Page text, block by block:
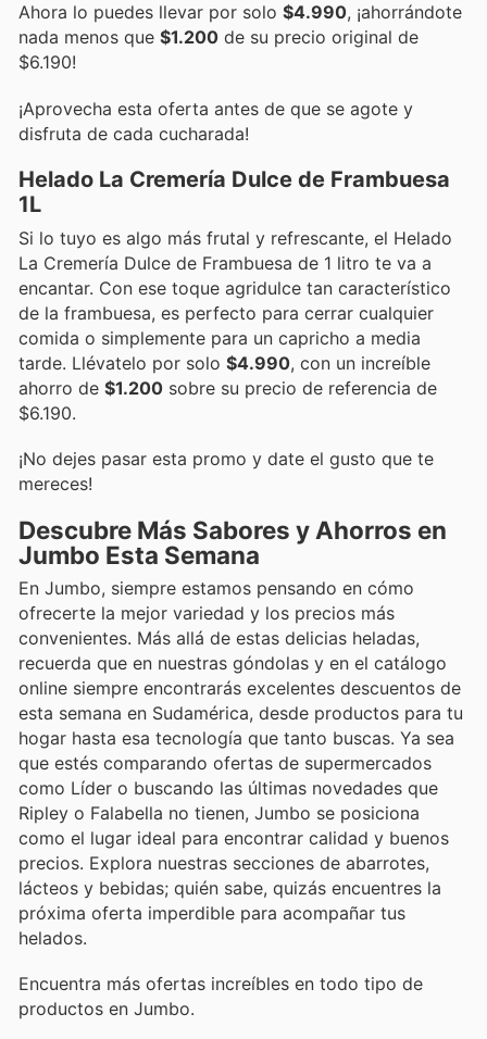
Ahora lo puedes llevar por solo $4.990, ¡ahorrándote
nada menos que $1.200 de su precio original de
$6.190!
¡Aprovecha esta oferta antes de que se agote y
disfruta de cada cucharada!
Helado La Cremería Dulce de Frambuesa
1L
Si lo tuyo es algo más frutal y refrescante, el Helado
La Cremería Dulce de Frambuesa de 1 litro te va a
encantar. Con ese toque agridulce tan característico
de la frambuesa, es perfecto para cerrar cualquier
comida o simplemente para un capricho a media
tarde. Llévatelo por solo $4.990, con un increíble
ahorro de $1.200 sobre su precio de referencia de
$6.190.
¡No dejes pasar esta promo y date el gusto que te
mereces!
Descubre Más Sabores y Ahorros en
Jumbo Esta Semana
En Jumbo, siempre estamos pensando en cómo
ofrecerte la mejor variedad y los precios más
convenientes. Más allá de estas delicias heladas,
recuerda que en nuestras góndolas y en el catálogo
online siempre encontrarás excelentes descuentos de
esta semana en Sudamérica, desde productos para tu
hogar hasta esa tecnología que tanto buscas. Ya sea
que estés comparando ofertas de supermercados
como Líder o buscando las últimas novedades que
Ripley o Falabella no tienen, Jumbo se posiciona
como el lugar ideal para encontrar calidad y buenos
precios. Explora nuestras secciones de abarrotes,
lácteos y bebidas; quién sabe, quizás encuentres la
próxima oferta imperdible para acompañar tus
helados.
Encuentra más ofertas increíbles en todo tipo de
productos en Jumbo.